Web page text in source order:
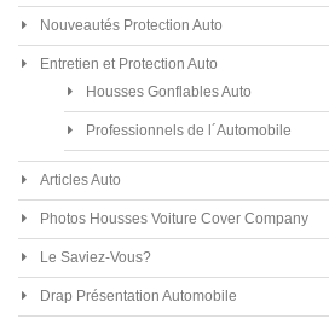
Nouveautés Protection Auto
Entretien et Protection Auto
Housses Gonflables Auto
Professionnels de l´Automobile
Articles Auto
Photos Housses Voiture Cover Company
Le Saviez-Vous?
Drap Présentation Automobile